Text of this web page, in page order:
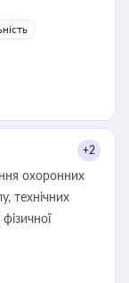
+2
охоронних
технічних